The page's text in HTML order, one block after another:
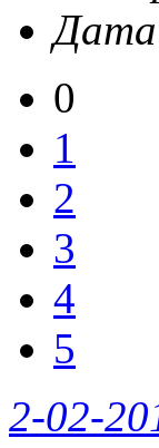
0
1
2
3
4
5
2-02-